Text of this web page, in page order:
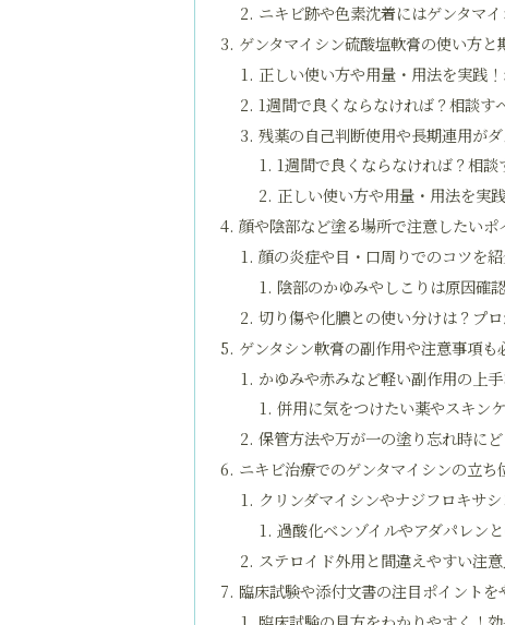
ニキビ跡や色素沈着にはゲンタマ
ゲンタマイシン硫酸塩軟膏の使い方
正しい使い方や用量・用法を実践
1週間で良くならなければ？相談す
残薬の自己判断使用や長期連用が
1週間で良くならなければ？相
正しい使い方や用量・用法を実
顔や陰部など塗る場所で注意したい
顔の炎症や目・口周りでのコツを
陰部のかゆみやしこりは原因確
切り傷や化膿との使い分けは？プ
ゲンタシン軟膏の副作用や注意事項
かゆみや赤みなど軽い副作用の上
併用に気をつけたい薬やスキン
保管方法や万が一の塗り忘れ時に
ニキビ治療でのゲンタマイシンの立
クリンダマイシンやナジフロキサ
過酸化ベンゾイルやアダパレン
ステロイド外用と間違えやすい注
臨床試験や添付文書の注目ポイントを